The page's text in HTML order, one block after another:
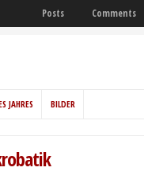
Comments
Posts
JAHRES BILDER